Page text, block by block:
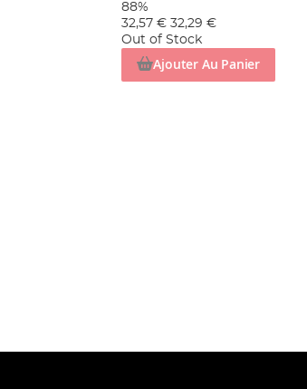
88%
32,57 € 32,29 €
Out of Stock
Ajouter Au Panier